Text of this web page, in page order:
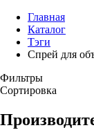
Главная
Каталог
Тэги
Спрей для
Фильтры
Сортировка